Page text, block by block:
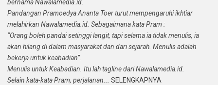
bernama Nawalamedia.id.
Pandangan Pramoedya Ananta Toer turut mempengaruhi ikhtiar
melahirkan Nawalamedia.id. Sebagaimana kata Pram :
“Orang boleh pandai setinggi langit, tapi selama ia tidak menulis, ia
akan hilang di dalam masyarakat dan dari sejarah. Menulis adalah
bekerja untuk keabadian”.
Menulis untuk Keabadian. Itu lah tagline dari Nawalamedia.id.
Selain kata-kata Pram, perjalanan... SELENGKAPNYA